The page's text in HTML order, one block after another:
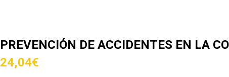
PREVENCIÓN DE ACCIDENTES EN LA
24,04€